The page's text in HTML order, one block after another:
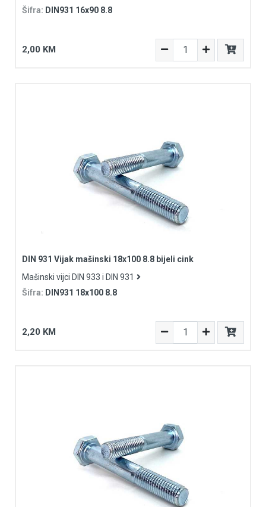
Šifra: DIN931 16x90 8.8
2,00 KM
DIN 931 Vijak mašinski 18x100 8.8 bijeli cink
Mašinski vijci DIN 933 i DIN 931
Šifra: DIN931 18x100 8.8
2,20 KM